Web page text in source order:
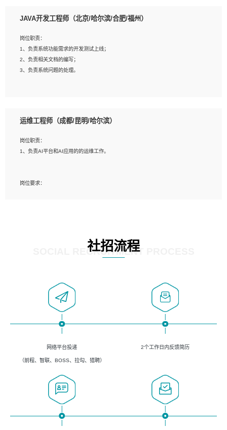
岗位要求：
2、精通linux命令。
3、熟悉oracle、mysql 数据库。
4、善于沟通，具有良好的团队合作精神和协作能力。
5、必须有实际的生产环境系统维护经验。
JAVA开发工程师（北京/哈尔滨/合肥/福州）
岗位职责：
1、负责系统功能需求的开发测试上线；
2、负责相关文档的编写；
3、负责系统问题的处理。
2、熟悉linux命令；
4、熟练使用oracle、mysql进行开发；
5、熟悉流程开发如使用activiti；
运维工程师（成都/昆明/哈尔滨）
岗位职责：
1、负责AI平台和AI应用的的运维工作。
岗位要求：
4、掌握DevOps思想、方法和流程。Jenkins工具使用；
5、掌握常见中间件配置与优化，如mysql、nginx等；
社招流程
SOCIAL RECRUITMENT PROCESS
网络平台投递
（前程、智联、BOSS、拉勾、猎聘）
2个工作日内反馈简历